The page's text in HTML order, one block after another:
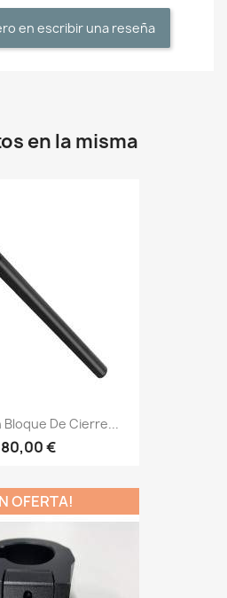
en escribir una reseña
en la misma
Bloque De Cierre...
80,00 €
OFERTA!